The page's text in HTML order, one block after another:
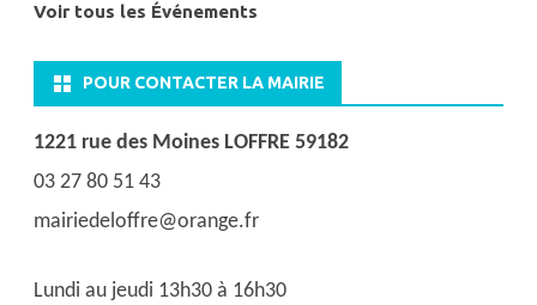
Voir tous les Événements
POUR CONTACTER LA MAIRIE
1221 rue des Moines LOFFRE 59182
03 27 80 51 43
mairiedeloffre@orange.fr
Lundi au jeudi 13h30 à 16h30